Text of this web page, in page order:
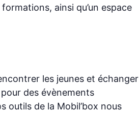
ainsi qu’un espace
les jeunes et échanger
des évènements
outils de la Mobil’box nous